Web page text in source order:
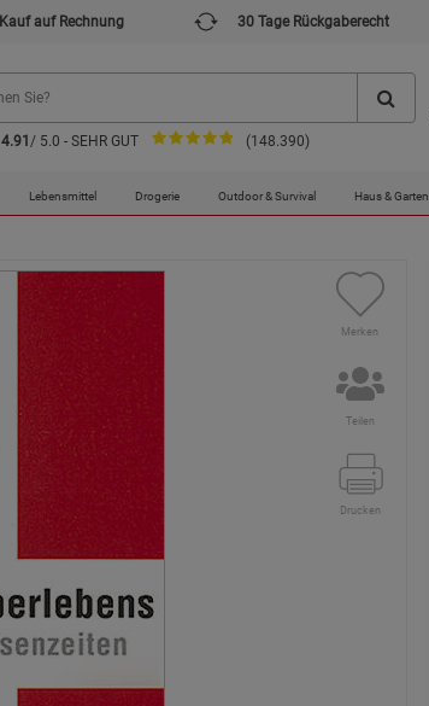
Kauf auf Rechnung 30 Tage Rückgaberecht
4.91 / 5.0 - SEHR GUT (148.390)
Lebensmittel Drogerie Outdoor & Survival Haus & Garten
Merken
Teilen
Drucken